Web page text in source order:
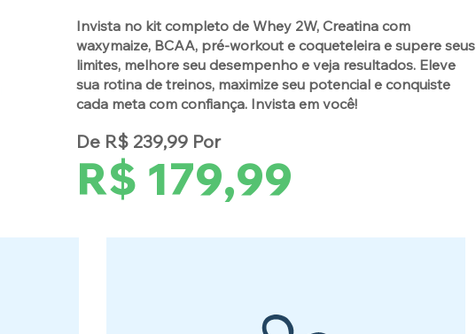
Invista no kit completo de Whey 2W, Creatina com
waxymaize, BCAA, pré-workout e coqueteleira e supere seus
limites, melhore seu desempenho e veja resultados. Eleve
sua rotina de treinos, maximize seu potencial e conquiste
cada meta com confiança. Invista em você!
R$ 179,99
De R$ 239,99 Por